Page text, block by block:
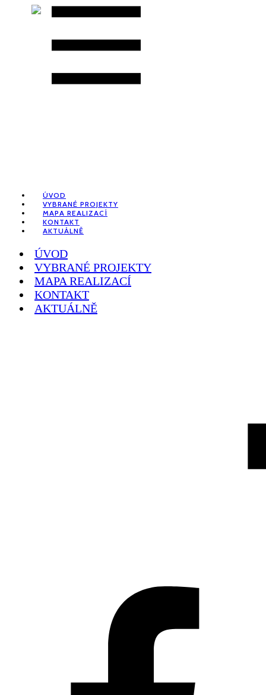
ÚVOD
VYBRANÉ PROJEKTY
MAPA REALIZACÍ
KONTAKT
AKTUÁLNĚ
ÚVOD
VYBRANÉ PROJEKTY
MAPA REALIZACÍ
KONTAKT
AKTUÁLNĚ